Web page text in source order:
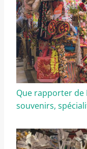
Que rapporter de
souvenirs,